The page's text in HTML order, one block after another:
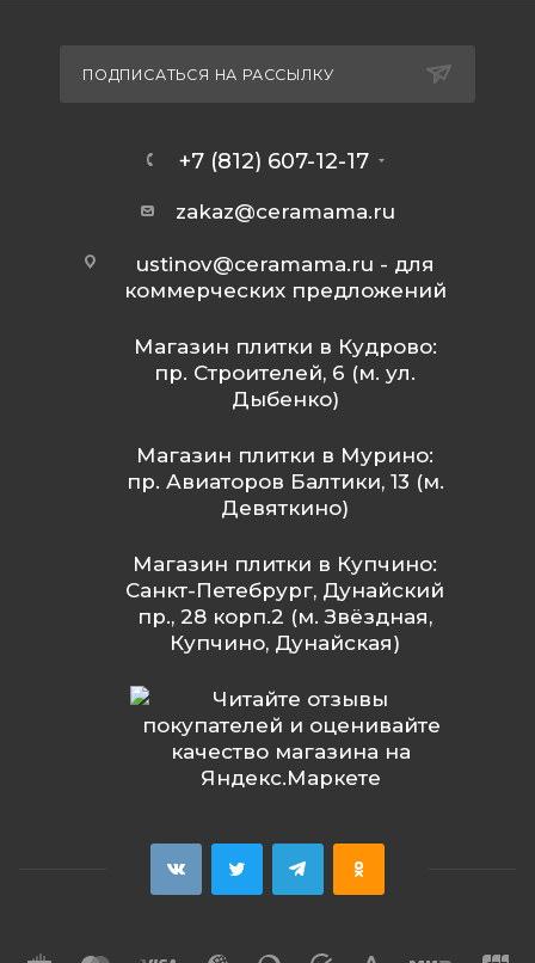
ПОДПИСАТЬСЯ НА РАССЫЛКУ
+7 (812) 607-12-17
zakaz@ceramama.ru
ustinov@ceramama.ru - для
коммерческих предложений
Магазин плитки в Кудрово:
пр. Строителей, 6 (м. ул.
Дыбенко)
Магазин плитки в Мурино:
пр. Авиаторов Балтики, 13 (м.
Девяткино)
Магазин плитки в Купчино:
Санкт-Петебрург, Дунайский
пр., 28 корп.2 (м. Звёздная,
Купчино, Дунайская)